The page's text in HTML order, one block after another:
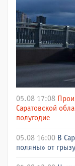
05.08 17:08
Саратовской
полугодие
05.08 16:00 В
поляны» от